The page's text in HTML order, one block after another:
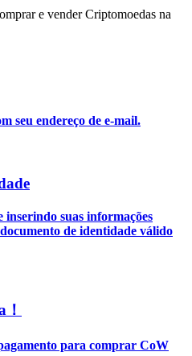
e vender Criptomoedas na
seu endereço de e-mail.
suas informações
de identidade válido
para comprar CoW